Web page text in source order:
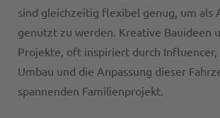
sind gleichzeitig flexibel genug, um als
genutzt zu werden. Kreative Bauideen
Projekte, oft inspiriert durch Influencer,
Umbau und die Anpassung dieser
spannenden Familienprojekt.